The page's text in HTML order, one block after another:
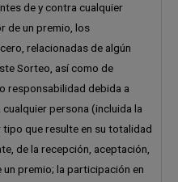
de y contra cualquier
de un premio, los
relacionadas de algún
Sorteo, así como de
responsabilidad debida a
persona (incluida la
que resulte en su totalidad
de la recepción, aceptación,
premio; la participación en